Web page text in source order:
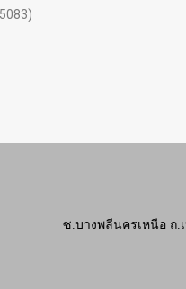
ซ.บางพลีนครเหนือ ถ.